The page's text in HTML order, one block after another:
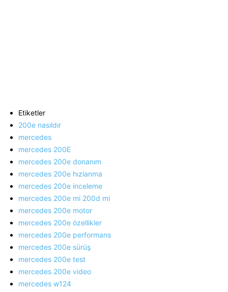
Etiketler
200e nasıldır
mercedes
mercedes 200E
mercedes 200e donanım
mercedes 200e hızlanma
mercedes 200e inceleme
mercedes 200e mi 200d mi
mercedes 200e motor
mercedes 200e özellikler
mercedes 200e performans
mercedes 200e sürüş
mercedes 200e test
mercedes 200e video
mercedes w124